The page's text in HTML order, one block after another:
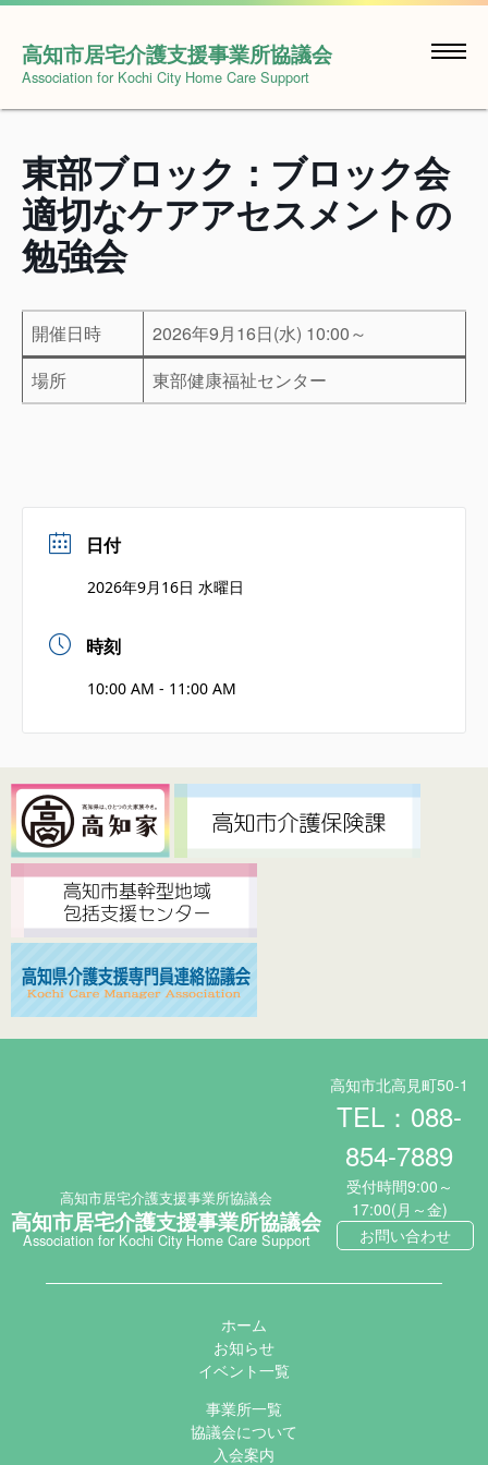
Skip
content
高知市居宅介護支援事業所協議会
Association for Kochi City Home Care Support
東部ブロック：ブロック会
適切なケアアセスメントの
勉強会
開催日時
2026年9月16日(水) 10:00～
場所
東部健康福祉センター
日付
2026年9月16日 水曜日
時刻
10:00 AM - 11:00 AM
高知市居宅介護支援事業所協議会
高知市居宅介護支援事業所協議会
Association for Kochi City Home Care Support
高知市北高見町50-1
TEL：088-
854-7889
受付時間9:00～
17:00(月～金)
お問い合わせ
ホーム
お知らせ
イベント一覧
事業所一覧
協議会について
入会案内